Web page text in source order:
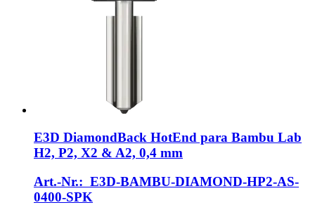
E3D DiamondBack HotEnd para Bambu Lab
H2, P2, X2 & A2, 0,4 mm
Art.-Nr.: E3D-BAMBU-DIAMOND-HP2-AS-
0400-SPK